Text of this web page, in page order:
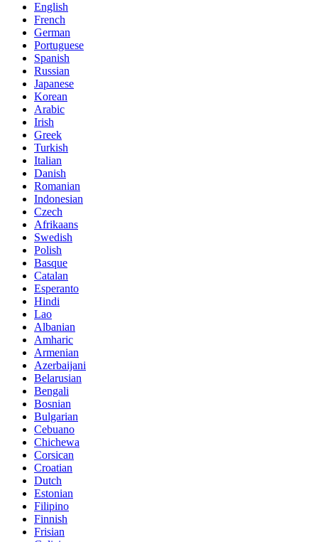
English
French
German
Portuguese
Spanish
Russian
Japanese
Korean
Arabic
Irish
Greek
Turkish
Italian
Danish
Romanian
Indonesian
Czech
Afrikaans
Swedish
Polish
Basque
Catalan
Esperanto
Hindi
Lao
Albanian
Amharic
Armenian
Azerbaijani
Belarusian
Bengali
Bosnian
Bulgarian
Cebuano
Chichewa
Corsican
Croatian
Dutch
Estonian
Filipino
Finnish
Frisian